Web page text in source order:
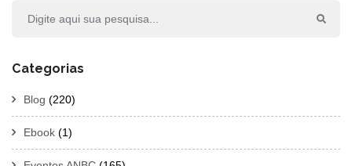
Categorias
Blog (220)
Ebook (1)